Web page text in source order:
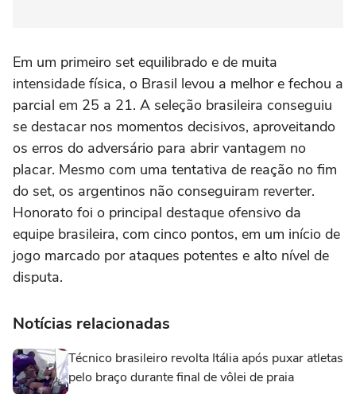
Em um primeiro set equilibrado e de muita
intensidade física, o Brasil levou a melhor e fechou a
parcial em 25 a 21. A seleção brasileira conseguiu
se destacar nos momentos decisivos, aproveitando
os erros do adversário para abrir vantagem no
placar. Mesmo com uma tentativa de reação no fim
do set, os argentinos não conseguiram reverter.
Honorato foi o principal destaque ofensivo da
equipe brasileira, com cinco pontos, em um início de
jogo marcado por ataques potentes e alto nível de
disputa.
Notícias relacionadas
Técnico brasileiro revolta Itália após puxar atletas
pelo braço durante final de vôlei de praia